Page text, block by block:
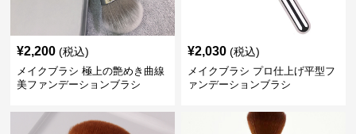
¥2,200 (税込)
メイクブラシ 極上の艶めき曲線
美ファンデーションブラシ
¥2,030 (税込)
メイクブラシ プロ仕上げ平型フ
ァンデーションブラシ